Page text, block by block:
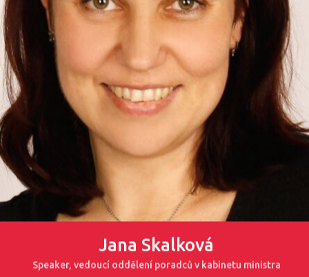
Jana Skalková
Speaker, vedoucí oddělení poradců v kabinetu ministra